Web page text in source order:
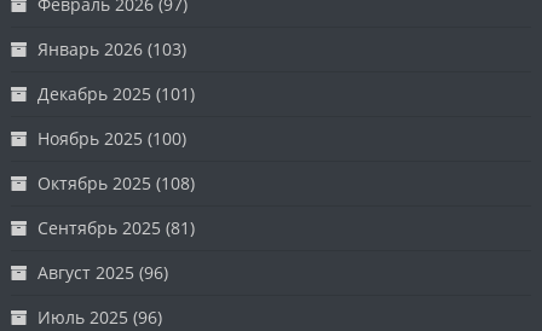
Январь 2026 (103)
Декабрь 2025 (101)
Ноябрь 2025 (100)
Октябрь 2025 (108)
Сентябрь 2025 (81)
Август 2025 (96)
Июль 2025 (96)